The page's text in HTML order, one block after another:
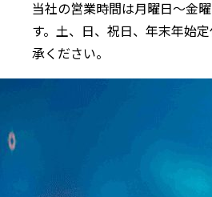
当社の営業時間は月曜日～金
す。土、日、祝日、年末年始
承ください。